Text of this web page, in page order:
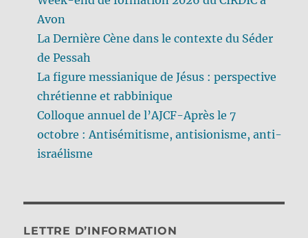
Avon
La Dernière Cène dans le contexte du Séder
de Pessah
La figure messianique de Jésus : perspective
chrétienne et rabbinique
Colloque annuel de l’AJCF-Après le 7
octobre : Antisémitisme, antisionisme, anti-
israélisme
LETTRE D’INFORMATION